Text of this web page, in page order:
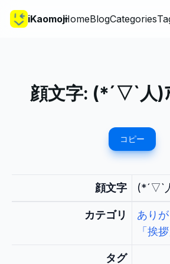
iKaomojiHomeBlogCategories
顔文字: (*´▽`人)
コピー
顔文字 (*´▽`
カテゴリ
あり
「挨
タグ